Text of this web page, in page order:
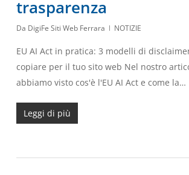
trasparenza
Da DigiFe Siti Web Ferrara NOTIZIE
EU AI Act in pratica: 3 modelli di
copiare per il tuo sito web Nel nostro
abbiamo visto cos'è l'EU AI Act e come la…
Leggi di più